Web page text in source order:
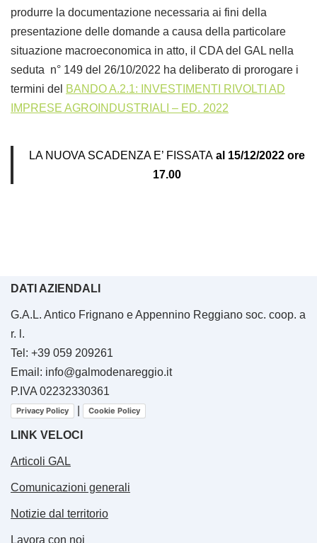
produrre la documentazione necessaria ai fini della
presentazione delle domande a causa della particolare
situazione macroeconomica in atto, il CDA del GAL nella
seduta n° 149 del 26/10/2022 ha deliberato di prorogare i
termini del BANDO A.2.1: INVESTIMENTI RIVOLTI AD
IMPRESE AGROINDUSTRIALI – ED. 2022
LA NUOVA SCADENZA E’ FISSATA al 15/12/2022 ore
17.00
DATI AZIENDALI
G.A.L. Antico Frignano e Appennino Reggiano soc. coop. a
r. l.
Tel: +39 059 209261
Email: info@galmodenareggio.it
P.IVA 02232330361
Privacy Policy Cookie Policy
LINK VELOCI
Articoli GAL
Comunicazioni generali
Notizie dal territorio
Lavora con noi